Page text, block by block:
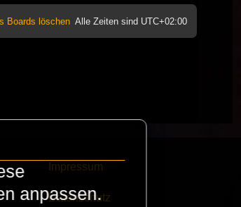
Alle Zeiten sind UTC+02:00
Boards löschen
Impressum
Datenschutz
anpassen.